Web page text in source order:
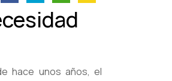
hace unos años, el